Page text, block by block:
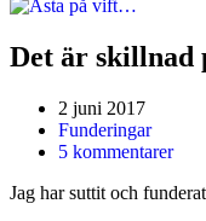
Det är skillnad
2 juni 2017
Funderingar
5 kommentarer
Jag har suttit och